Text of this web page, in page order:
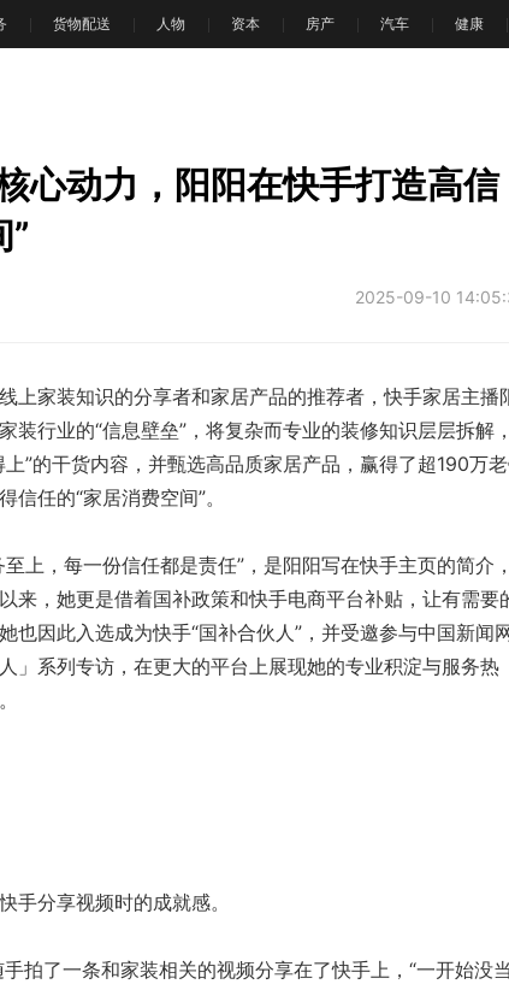
货物配送 人物 资本 房产 汽车 健康
心动力，阳阳在快手打造高信
”
2025-09-10
家装知识的分享者和家居产品的推荐者，快手家居主播
装行业的“信息壁垒”，将复杂而专业的装修知识层层拆解，
”的干货内容，并甄选高品质家居产品，赢得了超190万
任的“家居消费空间”。
，每一份信任都是责任”，是阳阳写在快手主页的简介，
来，她更是借着国补政策和快手电商平台补贴，让有需要
也因此入选成为快手“国补合伙人”，并受邀参与中国新闻
」系列专访，在更大的平台上展现她的专业积淀与服务热
分享视频时的成就感。
了一条和家装相关的视频分享在了快手上，“一开始没当